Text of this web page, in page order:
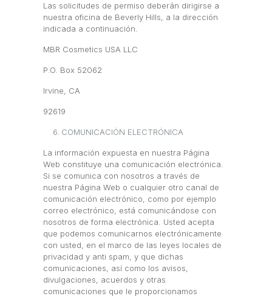
Las solicitudes de permiso deberán dirigirse a
nuestra oficina de Beverly Hills, a la dirección
indicada a continuación.
MBR Cosmetics USA LLC
P.O. Box 52062
Irvine, CA
92619
COMUNICACIÓN ELECTRÓNICA
La información expuesta en nuestra Página
Web constituye una comunicación electrónica.
Si se comunica con nosotros a través de
nuestra Página Web o cualquier otro canal de
comunicación electrónico, como por ejemplo
correo electrónico, está comunicándose con
nosotros de forma electrónica. Usted acepta
que podemos comunicarnos electrónicamente
con usted, en el marco de las leyes locales de
privacidad y anti spam, y que dichas
comunicaciones, así como los avisos,
divulgaciones, acuerdos y otras
comunicaciones que le proporcionamos